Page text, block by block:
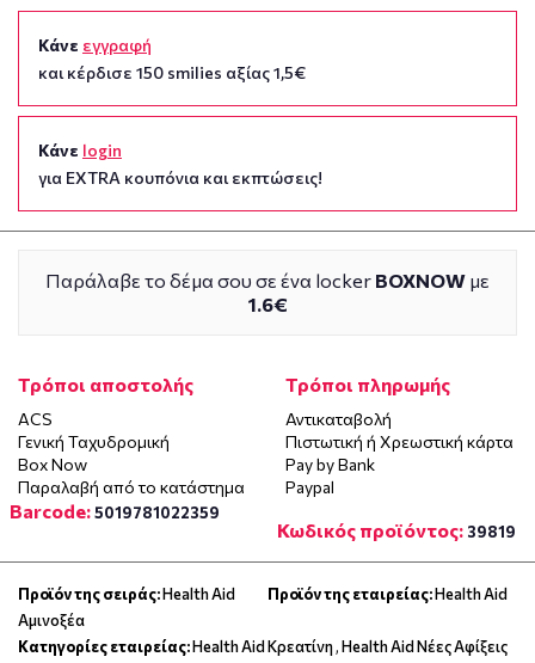
Κάνε εγγραφή
και κέρδισε 150 smilies αξίας 1,5€
Κάνε login
για EXTRA κουπόνια και εκπτώσεις!
Παράλαβε το δέμα σου σε ένα locker BOXNOW με
1.6€
Τρόποι αποστολής
ACS
Γενική Ταχυδρομική
Box Now
Παραλαβή από το κατάστημα
Τρόποι πληρωμής
Αντικαταβολή
Πιστωτική ή Χρεωστική κάρτα
Pay by Bank
Paypal
Barcode:5019781022359
Κωδικός προϊόντος: 39819
Προϊόν της σειράς:Health Aid
Αμινοξέα
Προϊόν της εταιρείας:Health Aid
Κατηγορίες εταιρείας:Health Aid Κρεατίνη,Health Aid Νέες Αφίξεις